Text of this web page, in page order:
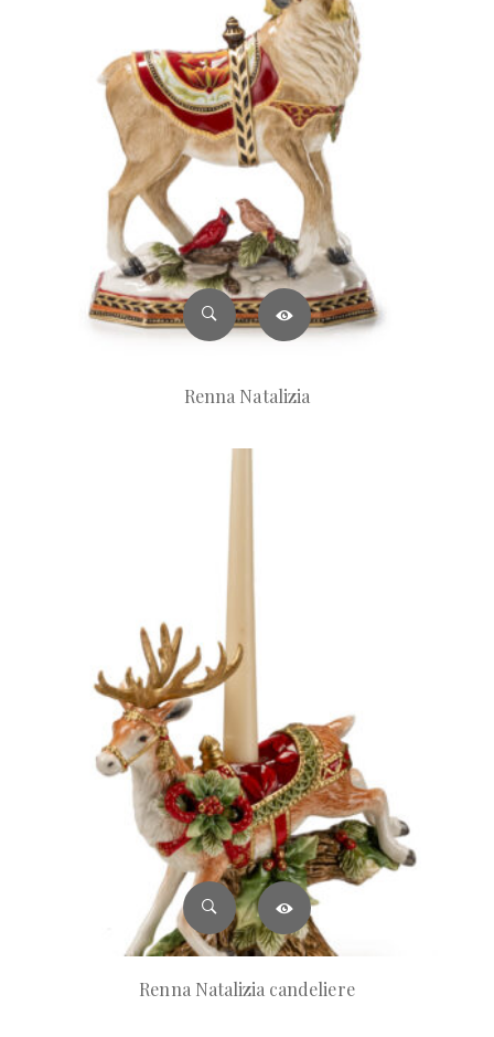
Renna Natalizia
Renna Natalizia candeliere